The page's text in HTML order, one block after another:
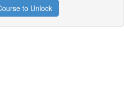
to Unlock